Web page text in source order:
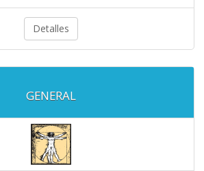
Detalles
GENERAL